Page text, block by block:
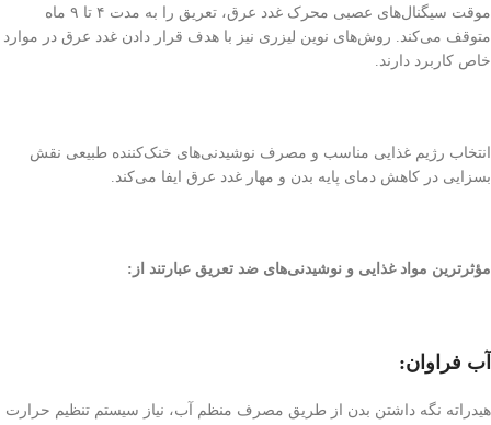
موقت سیگنال‌های عصبی محرک غدد عرق، تعریق را به مدت ۴ تا ۹ ماه
متوقف می‌کند. روش‌های نوین لیزری نیز با هدف قرار دادن غدد عرق در موارد
خاص کاربرد دارند.
انتخاب رژیم غذایی مناسب و مصرف نوشیدنی‌های خنک‌کننده طبیعی نقش
بسزایی در کاهش دمای پایه بدن و مهار غدد عرق ایفا می‌کند.
مؤثرترین مواد غذایی و نوشیدنی‌های ضد تعریق عبارتند از:
آب فراوان:
هیدراته نگه داشتن بدن از طریق مصرف منظم آب، نیاز سیستم تنظیم حرارت